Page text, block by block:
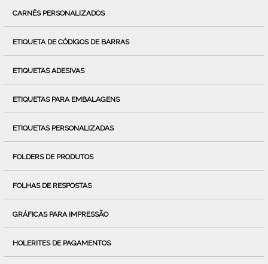
CARNÊS PERSONALIZADOS
ETIQUETA DE CÓDIGOS DE BARRAS
ETIQUETAS ADESIVAS
ETIQUETAS PARA EMBALAGENS
ETIQUETAS PERSONALIZADAS
FOLDERS DE PRODUTOS
FOLHAS DE RESPOSTAS
GRÁFICAS PARA IMPRESSÃO
HOLERITES DE PAGAMENTOS